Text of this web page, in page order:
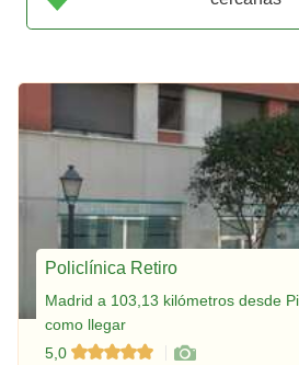
Policlínica Retiro
Madrid a 103,13 kilómetros desde
como llegar
5,0